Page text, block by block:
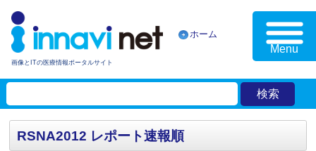
画像とITの医療情報ポータルサイト
ホーム
Menu
RSNA2012 レポート速報順